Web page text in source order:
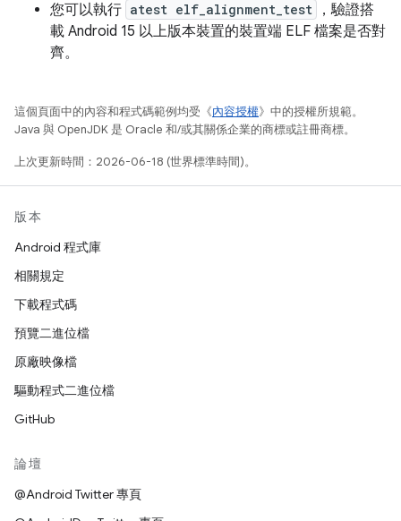
您可以執行 atest elf_alignment_test
，驗證搭
載 Android 15 以上版本裝置的裝置端 ELF 檔案是否對
齊。
這個頁面中的內容和程式碼範例均受《內容授權》中的授權所規範。
Java 與 OpenJDK 是 Oracle 和/或其關係企業的商標或註冊商標。
上次更新時間：2026-06-18 (世界標準時間)。
版本
Android 程式庫
相關規定
下載程式碼
預覽二進位檔
原廠映像檔
驅動程式二進位檔
GitHub
論壇
@Android Twitter 專頁